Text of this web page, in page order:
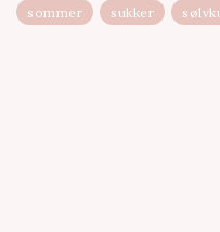
sommer
sukker